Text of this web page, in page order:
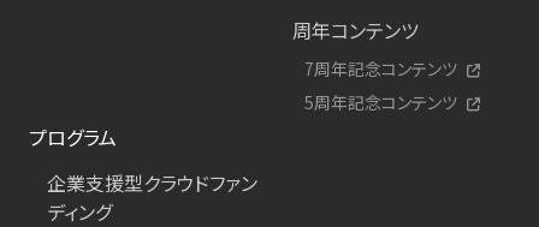
周年コンテンツ
7周年記念コンテンツ
5周年記念コンテンツ
プログラム
企業支援型クラウドファン
ディング